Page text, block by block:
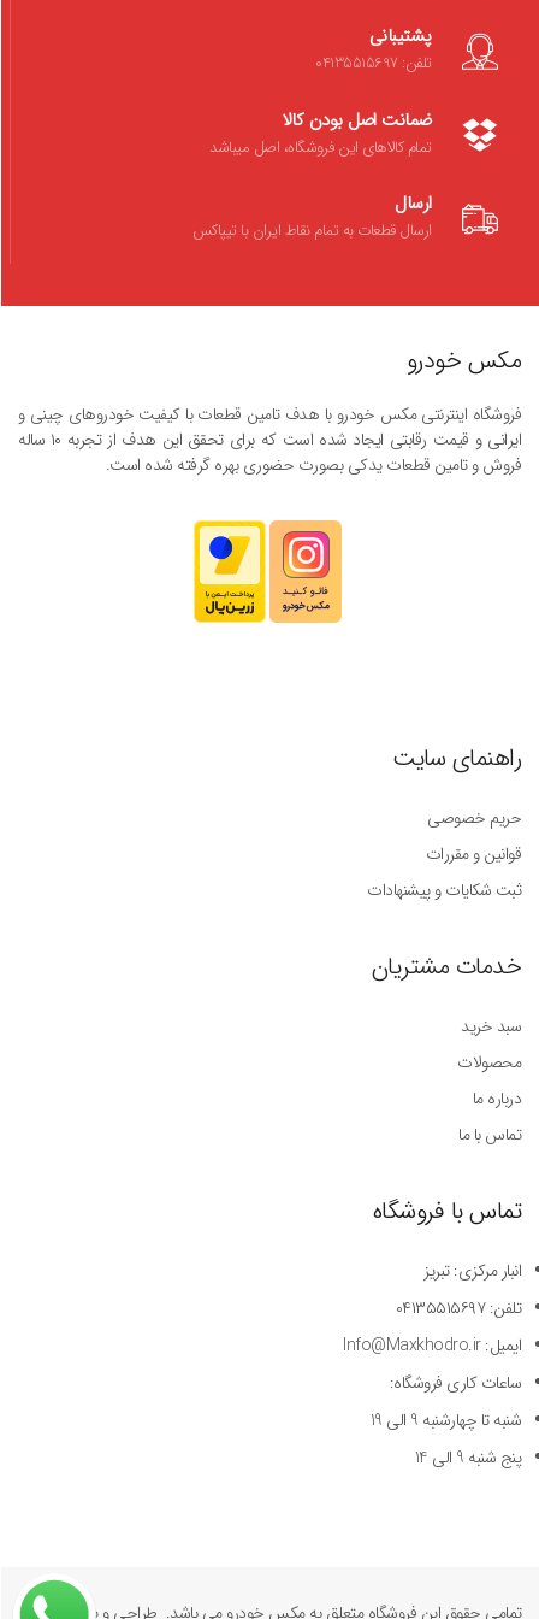
پشتیبانی
تلفن: 04135515697
ضمانت اصل بودن کالا
تمام کالاهای این فروشگاه، اصل میباشد
ارسال
ارسال قطعات به تمام نقاط ایران با تیپاکس
مکس خودرو
فروشگاه اینترنتی مکس خودرو با هدف تامین قطعات با کیفیت خودروهای چینی و
ایرانی و قیمت رقابتی ایجاد شده است که برای تحقق این هدف از تجربه ۱۰ ساله
فروش و تامین قطعات یدکی بصورت حضوری بهره گرفته شده است.
راهنمای سایت
حریم خصوصی
قوانین و مقررات
ثبت شکایات و پیشنهادات
خدمات مشتریان
سبد خرید
محصولات
درباره ما
تماس با ما
تماس با فروشگاه
انبار مرکزی: تبریز
تلفن: ۰۴۱۳۵۵۱۵۶۹۷
ایمیل: Info@Maxkhodro.ir
ساعات کاری فروشگاه:
شنبه تا چهارشنبه 9 الی 19
پنج شنبه 9 الی 14
تمامی حقوق این فروشگاه متعلق به مکس خودرو می باشد. طراحی و پیاده سازی